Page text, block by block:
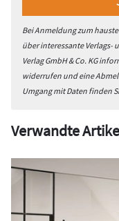
Bei Anmeldung zum
über interessante Verlags-
Verlag GmbH & Co. KG
widerrufen und eine
Umgang mit Daten finden
Verwandte